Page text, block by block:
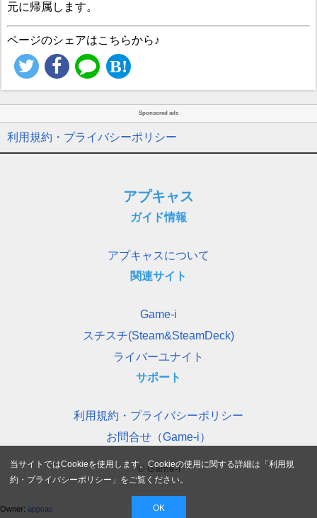
元に帰属します。
ページのシェアはこちらから♪
Sponsored ads
利用規約・プライバシーポリシー
アプキャス
ガイド情報
アプキャスについて
関連サイト
Game-i
スチスチ(Steam&SteamDeck)
ライバーユナイト
サポート
利用規約・プライバシーポリシー
お問合せ（Game-i）
© Game-i
Owner: appcas
当サイトではCookieを使用します。Cookieの使用に関する詳細は「利用規
約・プライバシーポリシー 」をご覧ください。
OK